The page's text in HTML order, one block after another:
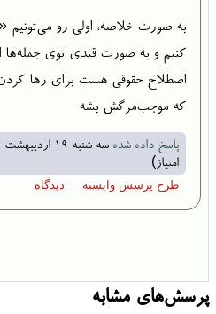
پرسش‌های مشابه
به صورت خلاصه، اولی رو
کنیم و به صورت قیدی توی جمله‌ها
اصطلاح حقوقی هست برای رها
که موجب‌مرگش بشه
پاسخ داده شده سه شنبه ۱۹ اردیبهشت ۱۴۰۲
امتیاز)